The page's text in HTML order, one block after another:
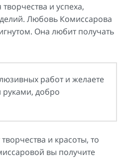
и успеха,
Любовь Комиссарова
Она любит получать
работ и желаете
добро
и красоты, то
вы получите